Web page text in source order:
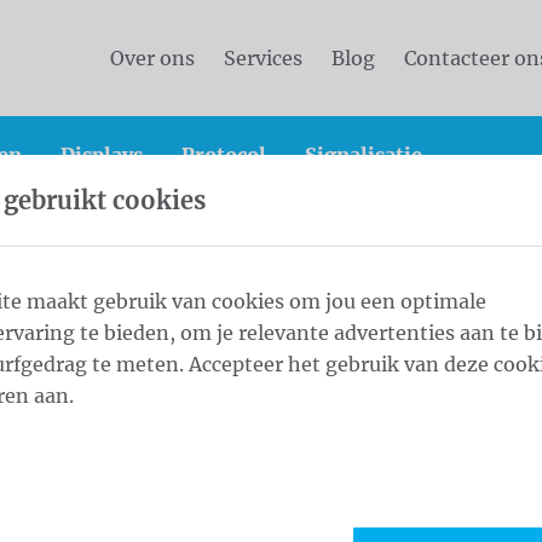
Over ons Services Blog Contacteer
Displays Protocol Signalisatie
1
gebruikt cookies
maakt gebruik van cookies om jou een optimale
te bieden, om je relevante advertenties aan te
te meten. Accepteer het gebruik van deze
aan.